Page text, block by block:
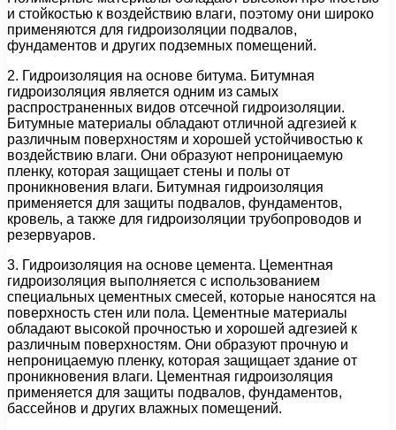
и стойкостью к воздействию влаги, поэтому они широко
применяются для гидроизоляции подвалов,
фундаментов и других подземных помещений.
2. Гидроизоляция на основе битума. Битумная
гидроизоляция является одним из самых
распространенных видов отсечной гидроизоляции.
Битумные материалы обладают отличной адгезией к
различным поверхностям и хорошей устойчивостью к
воздействию влаги. Они образуют непроницаемую
пленку, которая защищает стены и полы от
проникновения влаги. Битумная гидроизоляция
применяется для защиты подвалов, фундаментов,
кровель, а также для гидроизоляции трубопроводов и
резервуаров.
3. Гидроизоляция на основе цемента. Цементная
гидроизоляция выполняется с использованием
специальных цементных смесей, которые наносятся на
поверхность стен или пола. Цементные материалы
обладают высокой прочностью и хорошей адгезией к
различным поверхностям. Они образуют прочную и
непроницаемую пленку, которая защищает здание от
проникновения влаги. Цементная гидроизоляция
применяется для защиты подвалов, фундаментов,
бассейнов и других влажных помещений.